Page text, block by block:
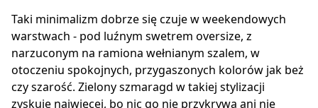
Taki minimalizm dobrze się czuje w weekendowych
warstwach - pod luźnym swetrem oversize, z
narzuconym na ramiona wełnianym szalem, w
otoczeniu spokojnych, przygaszonych kolorów jak beż
czy szarość. Zielony szmaragd w takiej stylizacji
zyskuje najwięcej, bo nic go nie przykrywa ani nie